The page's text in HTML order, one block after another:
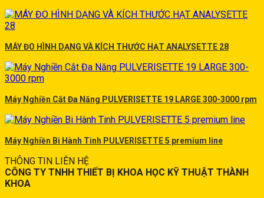
MÁY ĐO HÌNH DẠNG VÀ KÍCH THƯỚC HẠT ANALYSETTE 28
Máy Nghiền Cắt Đa Năng PULVERISETTE 19 LARGE 300-3000 rpm
Máy Nghiền Bi Hành Tinh PULVERISETTE 5 premium line
THÔNG TIN LIÊN HỆ
CÔNG TY TNHH THIẾT BỊ KHOA HỌC KỸ THUẬT THÀNH
KHOA